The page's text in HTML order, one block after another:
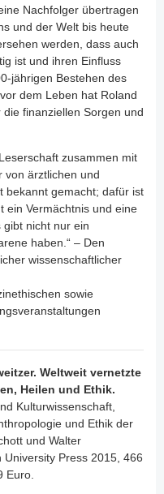
Nachfolger übertragen
und der Welt bis heute
werden, dass auch
ist und ihren Einfluss
jährigen Bestehen des
dem Leben hat Roland
finanziellen Sorgen und
zusammen mit
von ärztlichen und
bekannt gemacht; dafür ist
ein Vermächtnis und eine
gibt nicht nur ein
haben.“ – Den
wissenschaftlicher
sowie
Weltweit vernetzte
Heilen und Ethik.
Kulturwissenschaft,
und Ethik der
und Walter
Press 2015, 466
Euro.